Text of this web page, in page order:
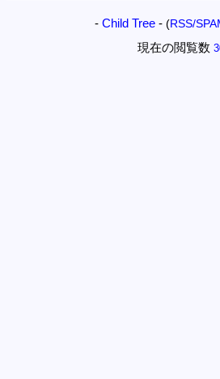
- Child Tree - (RSS/
現在の閲覧数